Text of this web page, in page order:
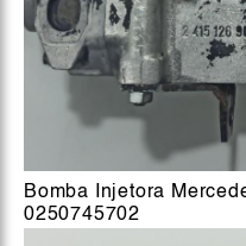
Bomba Injetora
0250745702